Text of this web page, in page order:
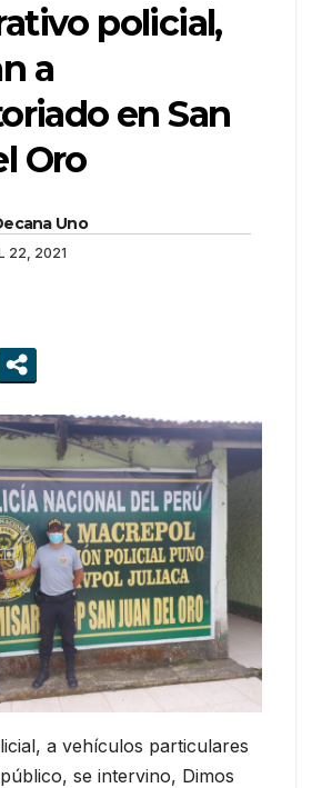
policial,
a
en San
Oro
Uno
22, 2021
a vehículos particulares
se intervino, Dimos